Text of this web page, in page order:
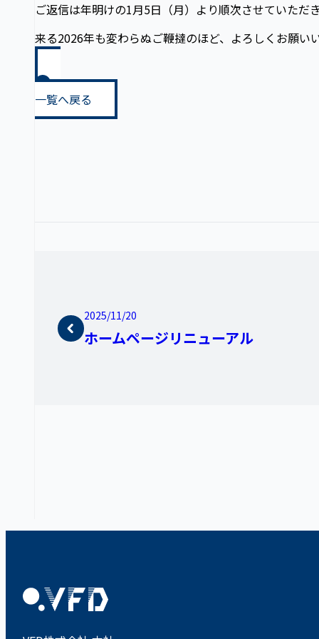
ご返信は年明けの1月5日（月）より順次させていただき
来る2026年も変わらぬご鞭撻のほど、よろしくお願いい
一覧へ戻る
2025/11/20
ホームページリニューアル